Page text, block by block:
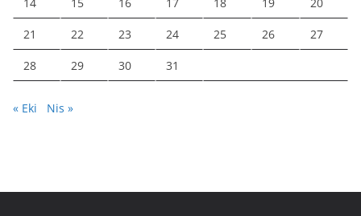
21 22 23 24 25 26 27
28 29 30 31
« Eki Nis »